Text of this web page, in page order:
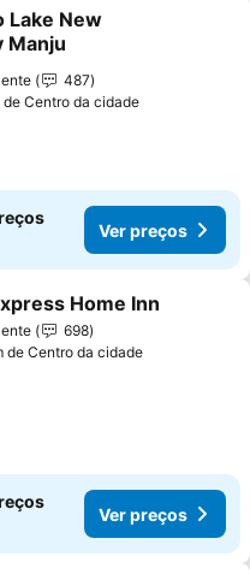
aos favoritos
Lake New
Manju
487
de Centro da cidade
Ver preços
aos favoritos
Home Inn
698
de Centro da cidade
Ver preços